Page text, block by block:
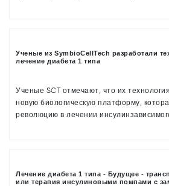
Ученые из SymbioCellTech разработали
лечение диабета 1 типа
Ученые SCT отмечают, что их
новую биологическую платформу,
революцию в лечении
Лечение диабета 1 типа - Будущее -
или терапия инсулиновыми помпами с